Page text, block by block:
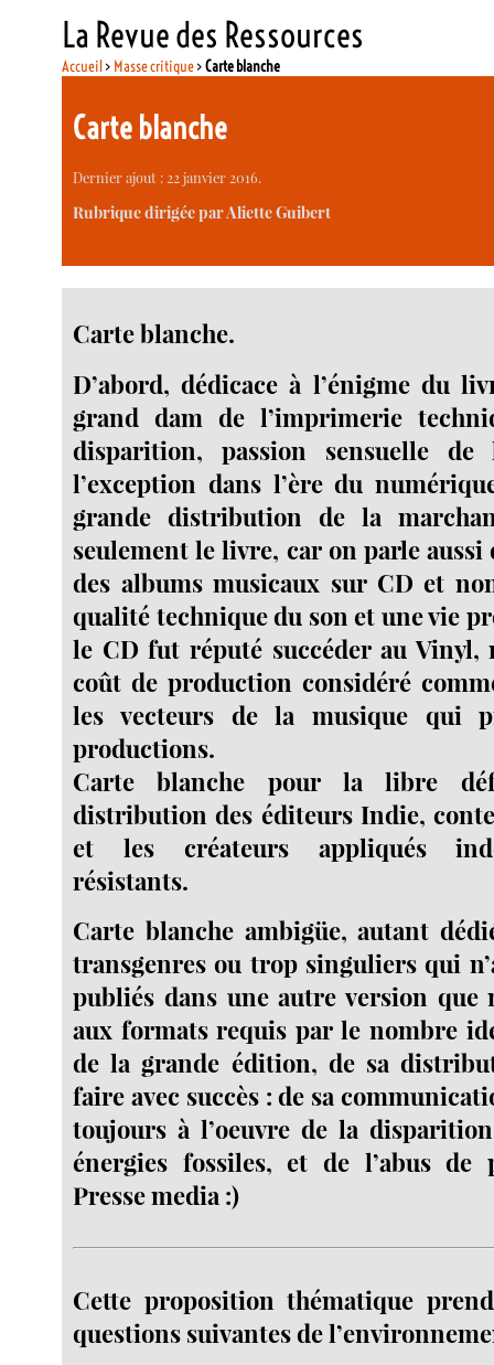
La Revue des Ressources
Accueil> Masse critique>Carte blanche
Carte blanche
Dernier ajout : 22 janvier 2016.
Rubrique dirigée par Aliette Guibert
Carte blanche.
D’abord, dédicace à l’énigme du
grand dam de l’imprimerie
disparition, passion sensuelle de
l’exception dans l’ère du
grande distribution de la
seulement le livre, car on parle
des albums musicaux sur CD et
qualité technique du son et une vie
le CD fut réputé succéder au Vinyl,
coût de production considéré
les vecteurs de la musique qui
productions.
Carte blanche pour la libre
distribution des éditeurs Indie,
et les créateurs appliqués
résistants.
Carte blanche ambigüe, autant
transgenres ou trop singuliers qui
publiés dans une autre version que
aux formats requis par le nombre
de la grande édition, de sa
faire avec succès : de sa
toujours à l’oeuvre de la
énergies fossiles, et de l’abus de
Presse media :)
Cette proposition thématique
questions suivantes de